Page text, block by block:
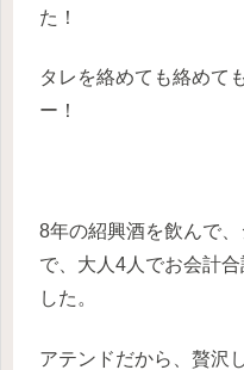
た！
タレを絡めても絡めて
ー！
8年の紹興酒を飲んで
で、大人4人でお会計
した。
アテンドだから、贅沢